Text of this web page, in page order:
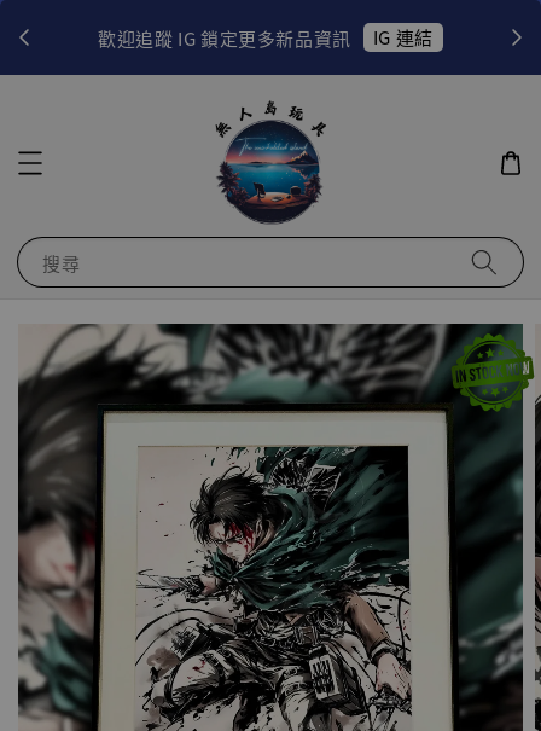
歡迎追蹤 IG 鎖定更多新品資訊 IG 連結
搜尋